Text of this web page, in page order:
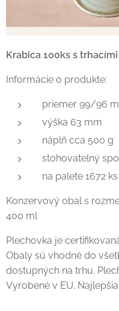
Krabica 100ks s
Informácie o produkte:
priemer 99/96
výška 63 mm
náplň cca 500 g
stohovatelný
na palete 1672 ks
Konzervový obal s
400 ml
Plechovka je
Obaly sú vhodné do
dostupných na trhu.
Vyrobené v EU.